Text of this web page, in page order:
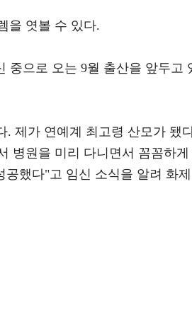
을 엿볼 수 있다.
중으로 오는 9월 출산을 앞두고
. 제가 연예계 최고령 산모가 됐
병원을 미리 다니면서 꼼꼼하게
했다"고 임신 소식을 알려 화제